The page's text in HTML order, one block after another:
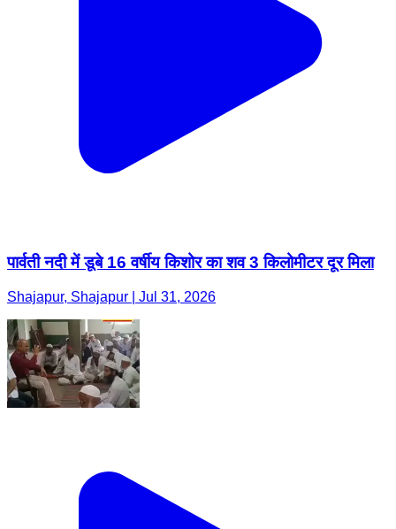
पार्वती नदी में डूबे 16 वर्षीय किशोर का शव 3 किलोमीटर दूर मिला
Shajapur, Shajapur | Jul 31, 2026